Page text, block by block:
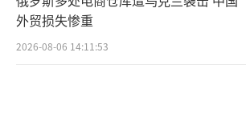
外贸损失惨重
2026-08-06 14:11:53